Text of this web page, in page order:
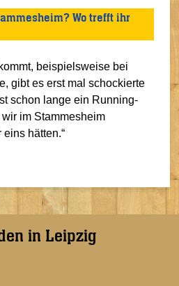
Wo trefft ihr
beispielsweise bei
gibt es erst mal schockierte
schon lange ein Running-
im Stammesheim
hätten.“
in Leipzig